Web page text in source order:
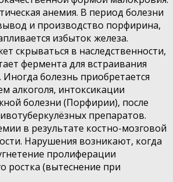
анемия. В период болезни
и производство порфирина,
избыток железа.
скрываться в наследственности,
фермента для встраивания
Иногда болезнь приобретается
алкоголя, интоксикации
болезни (Порфирии), после
препаратов.
в результате костно-мозговой
Нарушения возникают, когда
пролиферации
ростка (вытеснение при